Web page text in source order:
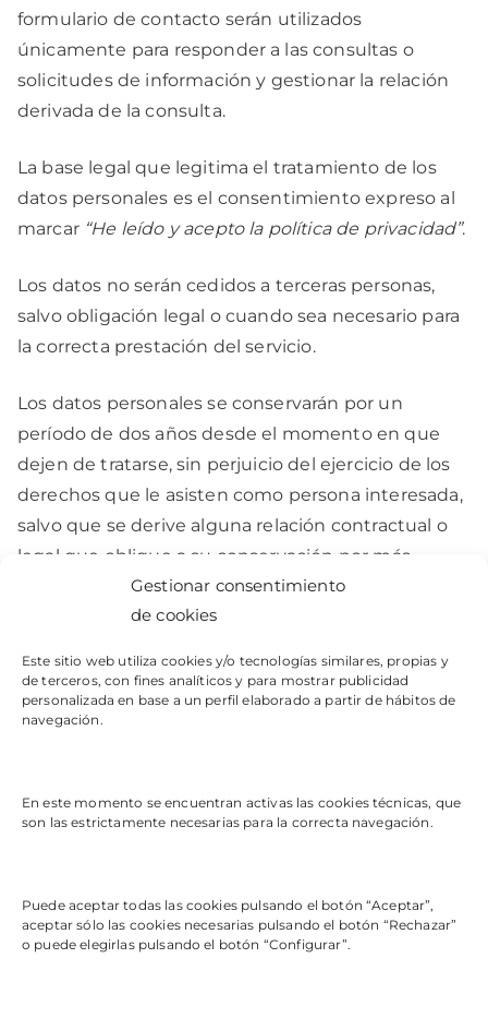
Gestionar consentimiento
de cookies
Este sitio web utiliza cookies y/o tecnologías similares, propias y
de terceros, con fines analíticos y para mostrar publicidad
personalizada en base a un perfil elaborado a partir de hábitos de
navegación.
En este momento se encuentran activas las cookies técnicas, que
son las estrictamente necesarias para la correcta navegación.
Puede aceptar todas las cookies pulsando el botón “Aceptar”,
aceptar sólo las cookies necesarias pulsando el botón “Rechazar”
o puede elegirlas pulsando el botón “Configurar”.
formulario de contacto serán utilizados
únicamente para responder a las consultas o
solicitudes de información y gestionar la relación
derivada de la consulta.
La base legal que legitima el tratamiento de los
datos personales es el consentimiento expreso al
marcar “He leído y acepto la política de privacidad”.
Los datos no serán cedidos a terceras personas,
salvo obligación legal o cuando sea necesario para
la correcta prestación del servicio.
Los datos personales se conservarán por un
período de dos años desde el momento en que
dejen de tratarse, sin perjuicio del ejercicio de los
derechos que le asisten como persona interesada,
salvo que se derive alguna relación contractual o
legal que obligue a su conservación por más
Servicios
INFO